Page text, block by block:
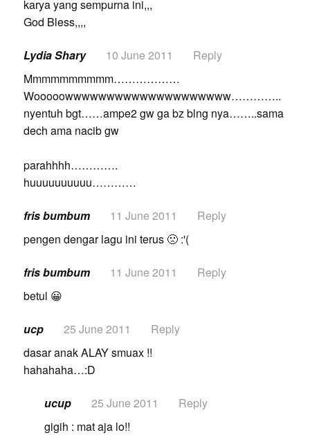
karya yang sempurna ini,,,
God Bless,,,,
Lydia Shary 10 June 2011
Reply
Mmmmmmmmmm………………
Wooooowwwwwwwwwwwwwwwwwwww…………..
nyentuh bgt……ampe2 gw ga bz blng nya……..sama
dech ama nacib gw
parahhhh………….
huuuuuuuuuu…………
fris bumbum 11 June 2011
Reply
pengen dengar lagu ini terus 🙁 :'(
fris bumbum 11 June 2011
Reply
betul 😀
ucp 25 June 2011
Reply
dasar anak ALAY smuax !!
hahahaha…:D
ucup 25 June 2011
Reply
gigih : mat aja lo!!